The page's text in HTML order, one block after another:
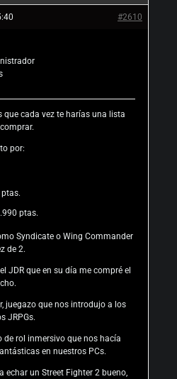
#2610
que cada vez te harías una lista
por:
ptas.
Syndicate o Wing Commander
de 2.
JDR que en su día me compré el
juegazo que nos introdujo a los
JRPGs.
de rol inmersivo que nos hacía
en nuestros PCs.
echar un Street Fighter 2 bueno,